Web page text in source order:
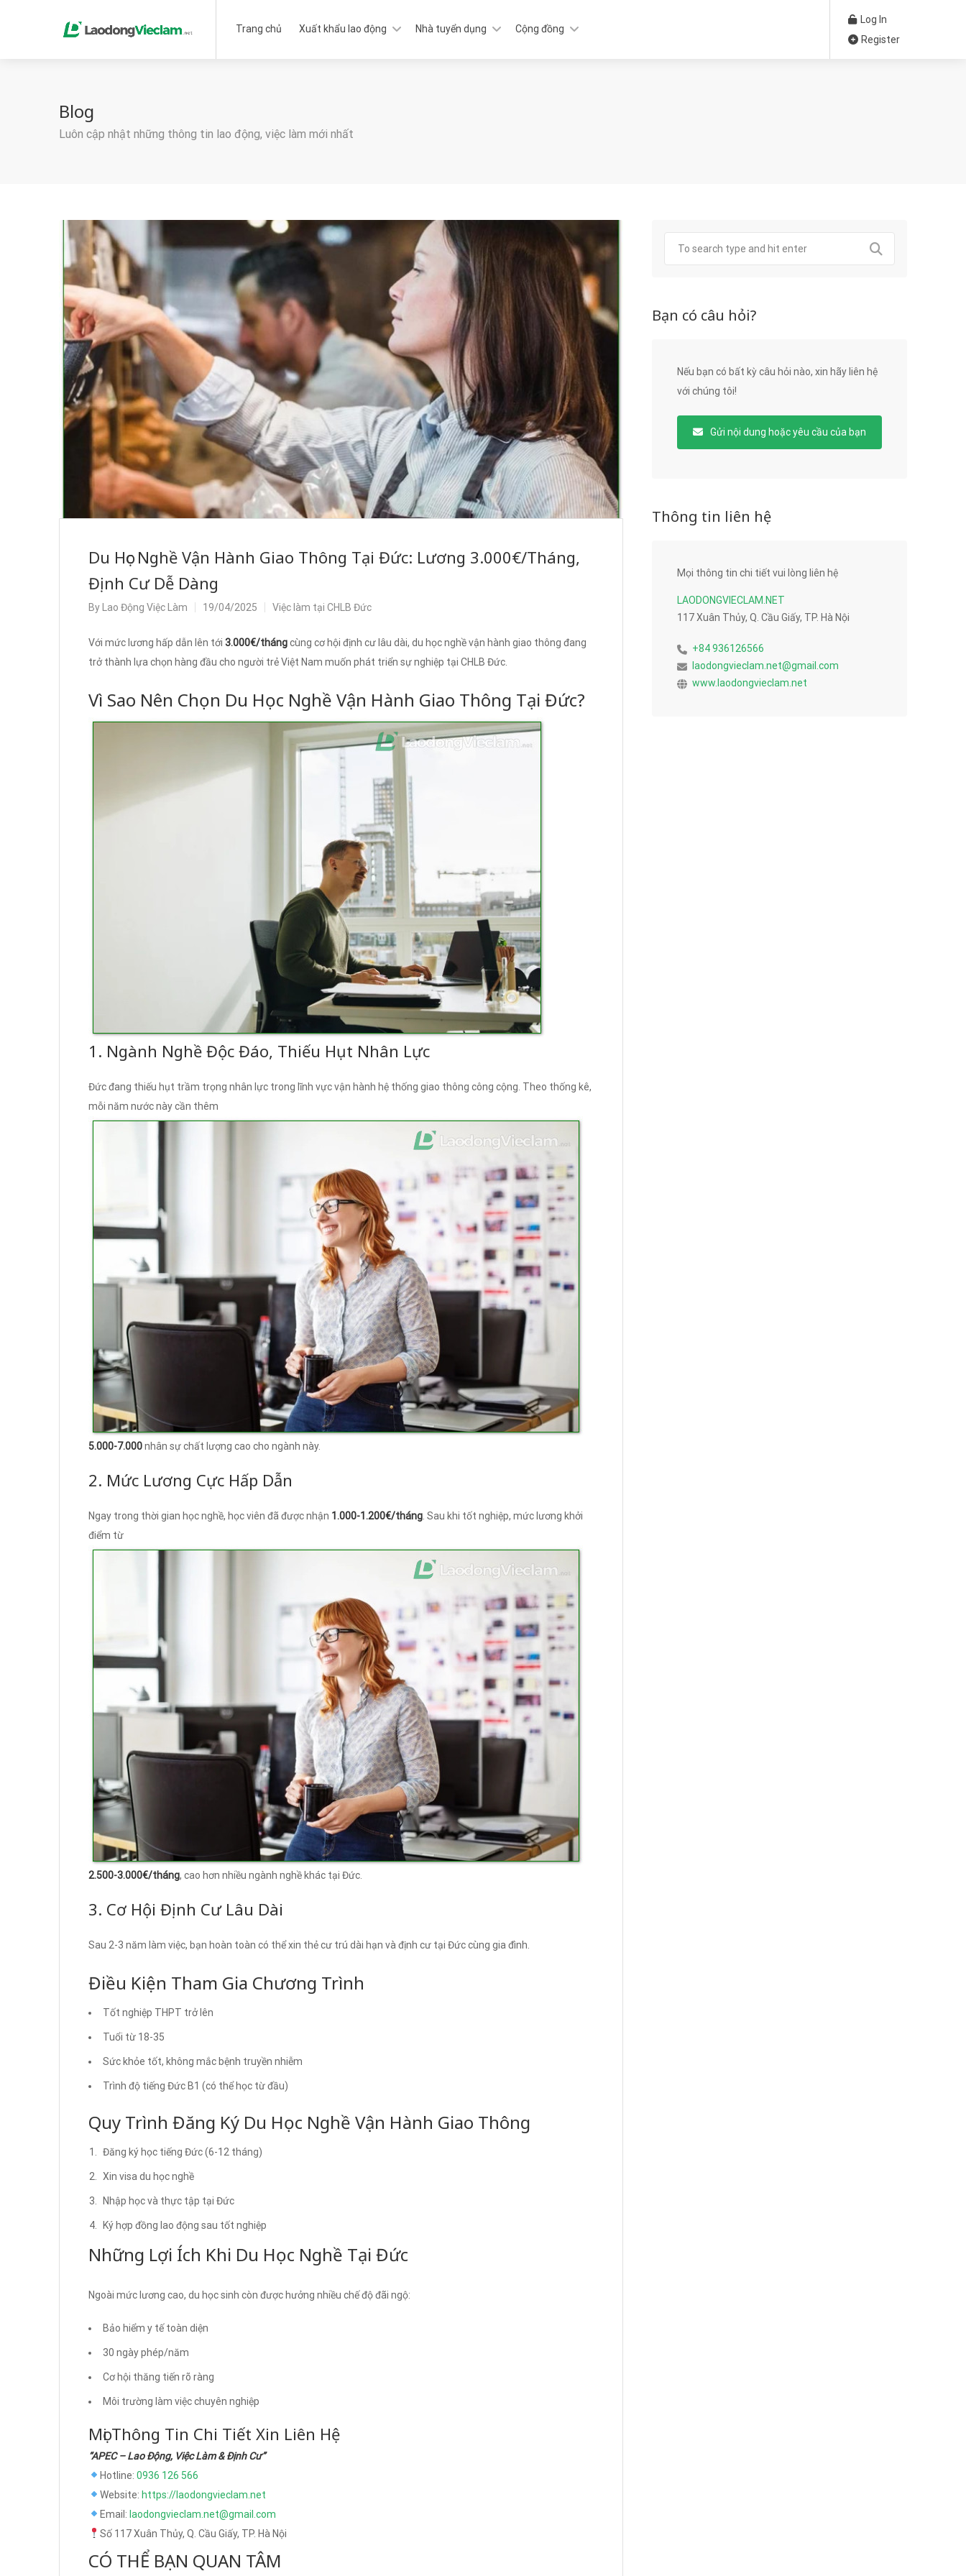
Trang chủ Xuất khẩu lao động Nhà tuyển dụng Cộng đồng
Log In
Register
Blog
Luôn cập nhật những thông tin lao động, việc làm mới nhất
Du Học Nghề Vận Hành Giao Thông Tại Đức: Lương 3.000€/Tháng,
Định Cư Dễ Dàng
By Lao Động Việc Làm 19/04/2025 Việc làm tại CHLB Đức
Với mức lương hấp dẫn lên tới 3.000€/thángcùng cơ hội định cư lâu dài, du học nghề vận hành giao thông đang
trở thành lựa chọn hàng đầu cho người trẻ Việt Nam muốn phát triển sự nghiệp tại CHLB Đức.
Vì Sao Nên Chọn Du Học Nghề Vận Hành Giao Thông Tại Đức?
1. Ngành Nghề Độc Đáo, Thiếu Hụt Nhân Lực
Đức đang thiếu hụt trầm trọng nhân lực trong lĩnh vực vận hành hệ thống giao thông công cộng. Theo thống kê,
mỗi năm nước này cần thêm
5.000-7.000nhân sự chất lượng cao cho ngành này.
2. Mức Lương Cực Hấp Dẫn
Ngay trong thời gian học nghề, học viên đã được nhận 1.000-1.200€/tháng . Sau khi tốt nghiệp, mức lương khởi
điểm từ
2.500-3.000€/tháng, cao hơn nhiều ngành nghề khác tại Đức.
3. Cơ Hội Định Cư Lâu Dài
Sau 2-3 năm làm việc, bạn hoàn toàn có thể xin thẻ cư trú dài hạn và định cư tại Đức cùng gia đình.
Điều Kiện Tham Gia Chương Trình
Tốt nghiệp THPT trở lên
Tuổi từ 18-35
Sức khỏe tốt, không mắc bệnh truyền nhiễm
Trình độ tiếng Đức B1 (có thể học từ đầu)
Quy Trình Đăng Ký Du Học Nghề Vận Hành Giao Thông
Đăng ký học tiếng Đức (6-12 tháng)
Xin visa du học nghề
Nhập học và thực tập tại Đức
Ký hợp đồng lao động sau tốt nghiệp
Những Lợi Ích Khi Du Học Nghề Tại Đức
Ngoài mức lương cao, du học sinh còn được hưởng nhiều chế độ đãi ngộ:
Bảo hiểm y tế toàn diện
30 ngày phép/năm
Cơ hội thăng tiến rõ ràng
Môi trường làm việc chuyên nghiệp
Mọi Thông Tin Chi Tiết Xin Liên Hệ
“APEC – Lao Động, Việc Làm & Định Cư”
Hotline: 0936 126 566
Website: https://laodongvieclam.net
Email: laodongvieclam.net@gmail.com
Số 117 Xuân Thủy, Q. Cầu Giấy, TP. Hà Nội
CÓ THỂ BẠN QUAN TÂM
Bạn có câu hỏi?
Nếu bạn có bất kỳ câu hỏi nào, xin hãy liên hệ
với chúng tôi!
Gửi nội dung hoặc yêu cầu của bạn
Thông tin liên hệ
Mọi thông tin chi tiết vui lòng liên hệ
LAODONGVIECLAM.NET
117 Xuân Thủy, Q. Cầu Giấy, TP. Hà Nội
+84 936126566
laodongvieclam.net@gmail.com
www.laodongvieclam.net